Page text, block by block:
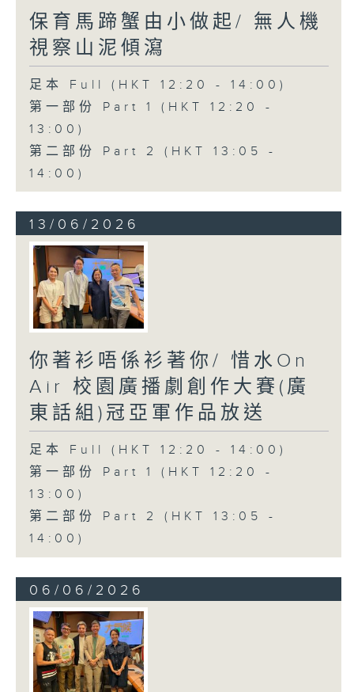
保育馬蹄蟹由小做起/ 無人機
視察山泥傾瀉
足本 Full (HKT 12:20 - 14:00)
第一部份 Part 1 (HKT 12:20 -
13:00)
第二部份 Part 2 (HKT 13:05 -
14:00)
13/06/2026
你著衫唔係衫著你/ 惜水On
Air 校園廣播劇創作大賽(廣
東話組)冠亞軍作品放送
足本 Full (HKT 12:20 - 14:00)
第一部份 Part 1 (HKT 12:20 -
13:00)
第二部份 Part 2 (HKT 13:05 -
14:00)
06/06/2026